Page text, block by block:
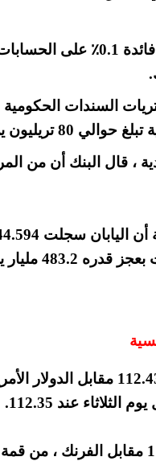
احتفظ مجلس الإدارة بنسبة
السندات الحكومية
ين ياباني.
، قال البنك أن من
عند 112.35.